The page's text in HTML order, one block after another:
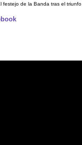
festejo de la Banda tras el triunfo